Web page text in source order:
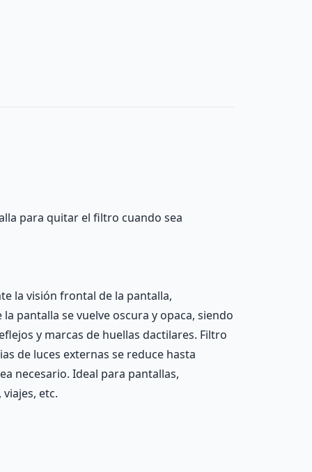
para quitar el filtro cuando sea
la visión frontal de la pantalla,
pantalla se vuelve oscura y opaca, siendo
y marcas de huellas dactilares. Filtro
de luces externas se reduce hasta
necesario. Ideal para pantallas,
etc.